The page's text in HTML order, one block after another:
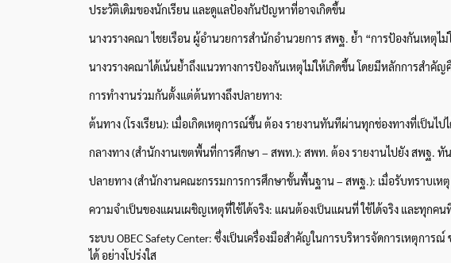
ประวัติเดิมของนักเรียน และดูแลป้องกันปัญหาที่อาจเกิดขึ้น
นางวรางคณา ไชยเรือน ผู้อำนวยการสำนักอำนวยการ สพฐ. ย้ำ “การป้องกันเหตุไม่
นางวรางคณาได้เน้นย้ำถึงแนวทางการป้องกันเหตุไม่ให้เกิดขึ้น โดยมีหลักการสำคัญ
การทำงานร่วมกันตั้งแต่ต้นทางถึงปลายทาง:
ต้นทาง (โรงเรียน): เมื่อเกิดเหตุการณ์ขึ้น ต้อง รายงานทันทีผ่านทุกช่องทางที่เป็น
กลางทาง (สำนักงานเขตพื้นที่การศึกษา – สพท.): สพท. ต้อง รายงานไปยัง สพฐ. ทั
ปลายทาง (สำนักงานคณะกรรมการการศึกษาขั้นพื้นฐาน – สพฐ.): เมื่อรับทราบเห
ความจำเป็นของแผนเผชิญเหตุที่ใช้ได้จริง: แผนต้องเป็นแผนที่ ใช้ได้จริง และทุกค
ระบบ OBEC Safety Center: ซึ่งเป็นเครื่องมือสำคัญในการบริหารจัดการเหตุกา
ได้ อย่างโปร่งใส